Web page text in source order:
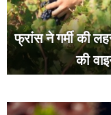
फ्रांस ने गर्मी की
की